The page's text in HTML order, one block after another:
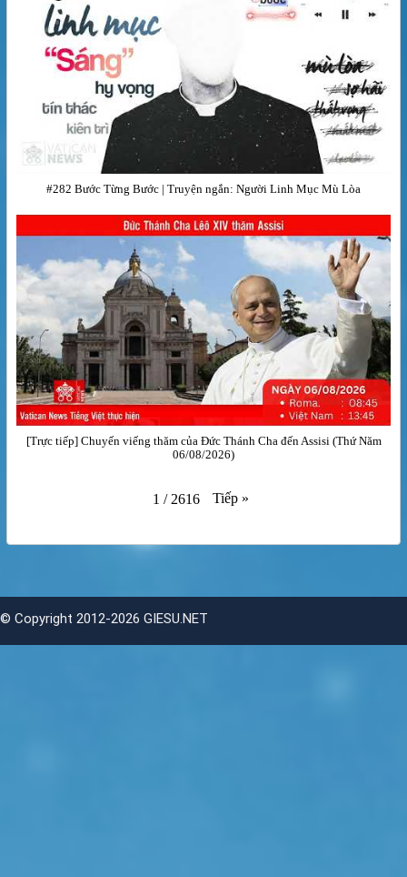
#282 Bước Từng Bước | Truyện ngắn: Người Linh Mục Mù Lòa
[Trực tiếp] Chuyến viếng thăm của Đức Thánh Cha đến Assisi (Thứ Năm
06/08/2026)
1 / 2616 Tiếp »
© Copyright 2012-2026 GIESU.NET